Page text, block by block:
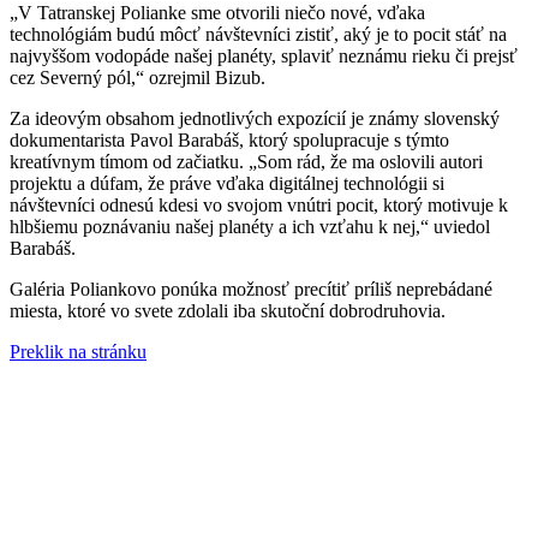
„V Tatranskej Polianke sme otvorili niečo nové, vďaka
technológiám budú môcť návštevníci zistiť, aký je to pocit stáť na
najvyššom vodopáde našej planéty, splaviť neznámu rieku či prejsť
cez Severný pól,“ ozrejmil Bizub.
Za ideovým obsahom jednotlivých expozícií je známy slovenský
dokumentarista Pavol Barabáš, ktorý spolupracuje s týmto
kreatívnym tímom od začiatku. „Som rád, že ma oslovili autori
projektu a dúfam, že práve vďaka digitálnej technológii si
návštevníci odnesú kdesi vo svojom vnútri pocit, ktorý motivuje k
hlbšiemu poznávaniu našej planéty a ich vzťahu k nej,“ uviedol
Barabáš.
Galéria Poliankovo ponúka možnosť precítiť príliš neprebádané
miesta, ktoré vo svete zdolali iba skutoční dobrodruhovia.
Preklik na stránku